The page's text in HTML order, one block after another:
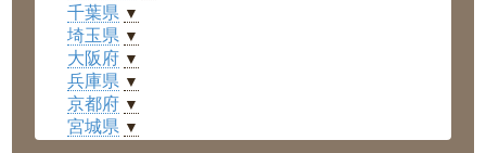
千葉県 ▼
埼玉県 ▼
大阪府 ▼
兵庫県 ▼
京都府 ▼
宮城県 ▼